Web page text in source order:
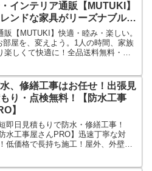
インテリア通販【MUTUKI】
レンドな家具がリーズナブル
【MUTUKI】快適・睦み・楽しい。
屋を、変えよう。1人の時間、家族
しくて快適に！全品送料無料・実
水、修繕工事はお任せ！出張見
り・点検無料！【防水工事
】
即日見積もりで防水・修繕工事！
防水工事屋さんPRO】迅速丁寧な対
低価格で長持ち施工！屋外、外壁の